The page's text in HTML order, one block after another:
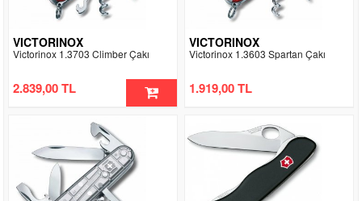
VICTORINOX
Victorinox 1.3703 Climber Çakı
2.839,00 TL
VICTORINOX
Victorinox 1.3603 Spartan Çakı
1.919,00 TL